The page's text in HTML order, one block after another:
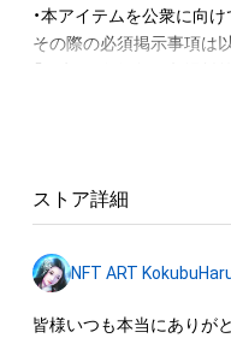
・本アイテムを公衆に向
その際の必須掲示事項は
・作品または作品の一部
本アイテムに関する注意
・本アイテムの商用利用
体への出力を一切禁じま
ます）
ストア詳細
NFT ART
皆様いつも本当にありが